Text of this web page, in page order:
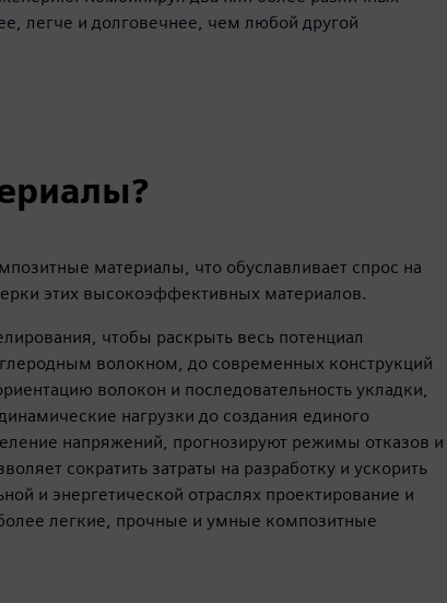
легче и долговечнее, чем любой другой
материалы, что обуславливает спрос на
этих высокоэффективных материалов.
чтобы раскрыть весь потенциал
волокном, до современных конструкций
волокон и последовательность укладки,
нагрузки до создания единого
напряжений, прогнозируют режимы отказов и
сократить затраты на разработку и ускорить
и энергетической отраслях проектирование и
легкие, прочные и умные композитные